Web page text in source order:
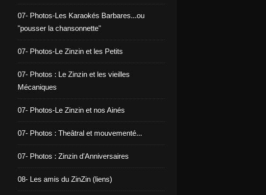
07- Photos-Les Karaokés Barbares...ou
"pousser la chansonnette"
07- Photos-Le Zinzin et les Petits
07- Photos : Le Zinzin et les vieilles
Mécaniques
07- Photos-Le Zinzin et nos Ainés
07- Photos : Theâtral et mouvementé...
07- Photos : Zinzin d'Anniversaires
08- Les amis du ZinZin (liens)